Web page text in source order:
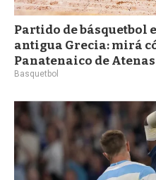
Partido de básquetbol
antigua Grecia: mirá
Panatenaico de Atenas
Basquetbol